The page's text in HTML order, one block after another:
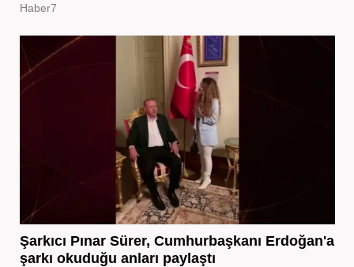
Haber7
Şarkıcı Pınar Sürer, Cumhurbaşkanı Erdoğan'a
şarkı okuduğu anları paylaştı